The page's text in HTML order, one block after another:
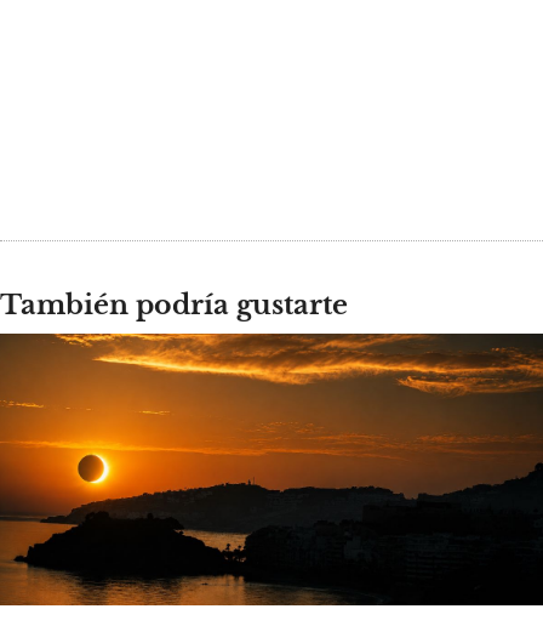
También podría gustarte